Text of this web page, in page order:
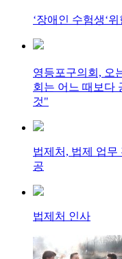
‘장애인 수험생‘
영등포구의회, 오
회는 어느 때보다
것"
법제처, 법제 업무
공
법제처 인사